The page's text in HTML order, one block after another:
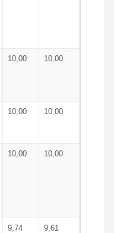
10,00 10,00
10,00 10,00
10,00 10,00
9,74 9,61